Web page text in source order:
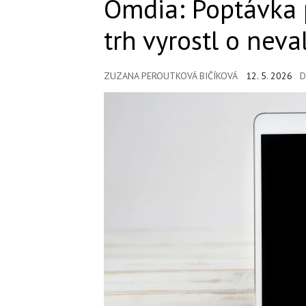
Omdia:
trh vyrostl o
ZUZANA PEROUTKOVÁ BIČÍKOVÁ 12. 5. 2026